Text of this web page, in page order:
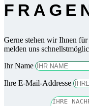
Gerne stehen wir Ihnen
melden uns
Ihr Name
Ihre E-Mail-Addresse